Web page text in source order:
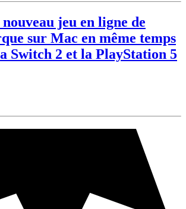
jeu en ligne de
sur Mac en même temps
Switch 2 et la PlayStation 5